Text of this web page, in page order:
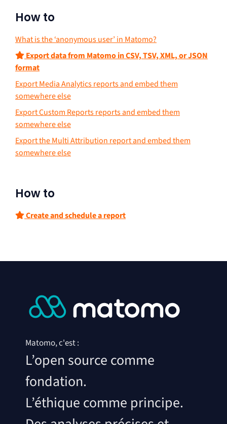
How to
What is the ‘anonymous user’ in Matomo?
Export data from Matomo in CSV, TSV, XML, or JSON
format
Export Media Analytics reports and embed them
somewhere else
Export Custom Reports reports and embed them
somewhere else
Export the Multi Attribution report and embed them
somewhere else
How to
Create and schedule a report
Matomo, c'est :
L’open source comme
fondation.
L’éthique comme principe.